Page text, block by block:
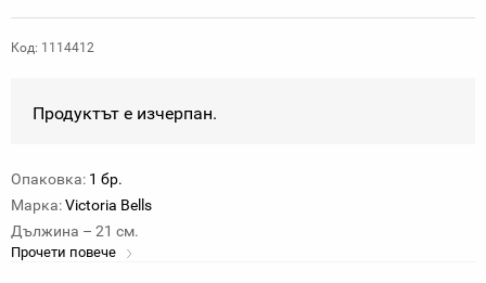
Код: 1114412
Продуктът е изчерпан.
Опаковка: 1 бр.
Марка:Victoria Bells
Дължина – 21 см.
Прочети повече